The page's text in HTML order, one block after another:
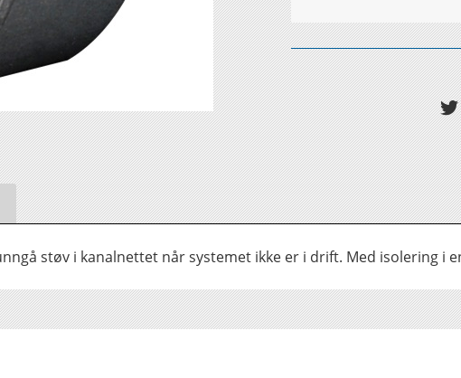
støv i kanalnettet når systemet ikke er i drift. Med isolering i